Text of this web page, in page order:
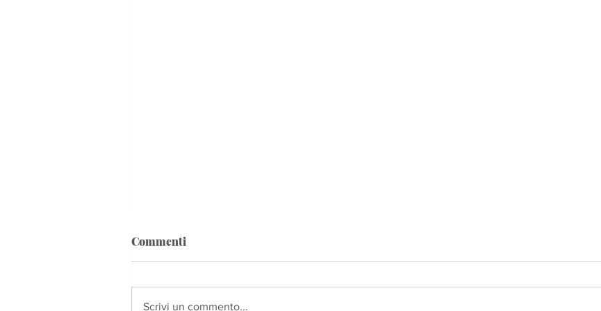
Commenti
Scrivi un commento...